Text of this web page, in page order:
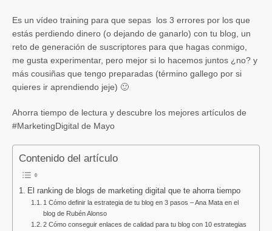
Es un vídeo training para que sepas los 3 errores por los que
estás perdiendo dinero (o dejando de ganarlo) con tu blog, un
reto de generación de suscriptores para que hagas conmigo,
me gusta experimentar, pero mejor si lo hacemos juntos ¿no? y
más cousiñas que tengo preparadas (término gallego por si
quieres ir aprendiendo jeje) 🙂
Ahorra tiempo de lectura y descubre los mejores artículos de
#MarketingDigital de Mayo
Contenido del artículo
El ranking de blogs de marketing digital que te ahorra tiempo
1 Cómo definir la estrategia de tu blog en 3 pasos – Ana Mata en el
blog de Rubén Alonso
2 Cómo conseguir enlaces de calidad para tu blog con 10 estrategias